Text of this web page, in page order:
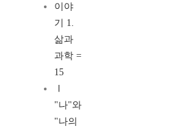
이야
기 1.
삶과
과학 =
15
Ⅰ
"나"와
"나의